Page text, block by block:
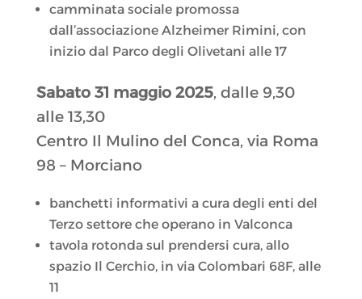
camminata sociale promossa
dall’associazione Alzheimer Rimini, con
inizio dal Parco degli Olivetani alle 17
Sabato 31 maggio 2025, dalle 9,30
alle 13,30
Centro Il Mulino del Conca, via Roma
98 – Morciano
banchetti informativi a cura degli enti del
Terzo settore che operano in Valconca
tavola rotonda sul prendersi cura, allo
spazio Il Cerchio, in via Colombari 68F, alle
11